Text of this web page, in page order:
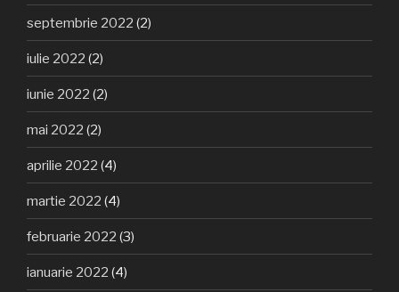
septembrie 2022 (2)
iulie 2022 (2)
iunie 2022 (2)
mai 2022 (2)
aprilie 2022 (4)
martie 2022 (4)
februarie 2022 (3)
ianuarie 2022 (4)